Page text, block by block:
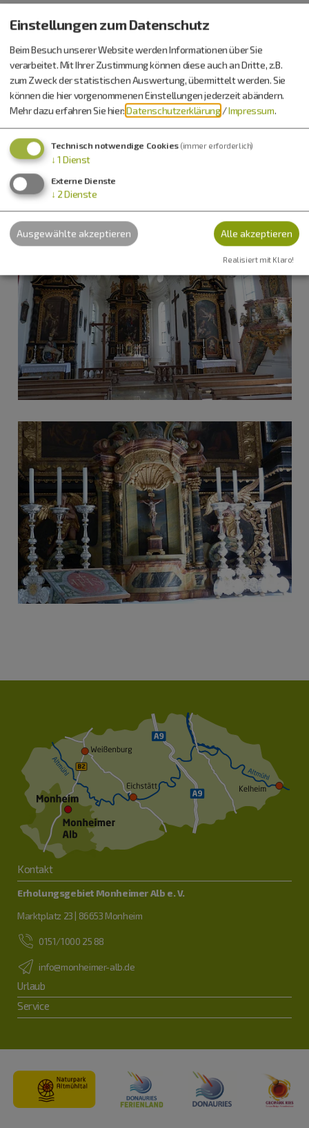
Kontakt
Erholungsgebiet Monheimer Alb e. V.
Marktplatz 23 | 86653 Monheim
0151/1000 25 88
info@monheimer-alb.de
Urlaub
Service
Einstellungen zum Datenschutz
Beim Besuch unserer Website werden Informationen über Sie
verarbeitet. Mit Ihrer Zustimmung können diese auch an Dritte, z.B.
zum Zweck der statistischen Auswertung, übermittelt werden. Sie
können die hier vorgenommenen Einstellungen jederzeit abändern.
Mehr dazu erfahren Sie hier:Datenschutzerklärung /Impressum.
Technisch notwendige Cookies (immer erforderlich)
↓ 1 Dienst
Externe Dienste
↓ 2 Dienste
Ausgewählte akzeptieren Alle akzeptieren
Realisiert mit Klaro!